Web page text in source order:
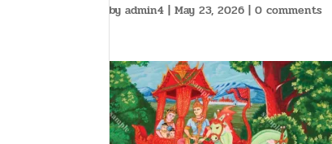
byadmin4 |May 23, 2026 |0 comments